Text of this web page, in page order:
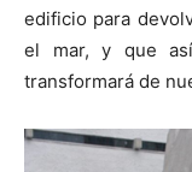
edificio para
el mar, y que
transformará de